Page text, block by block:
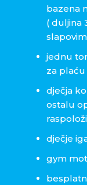
bazena
( duljina
jednu
za
dječja
ostalu
dječje
gym